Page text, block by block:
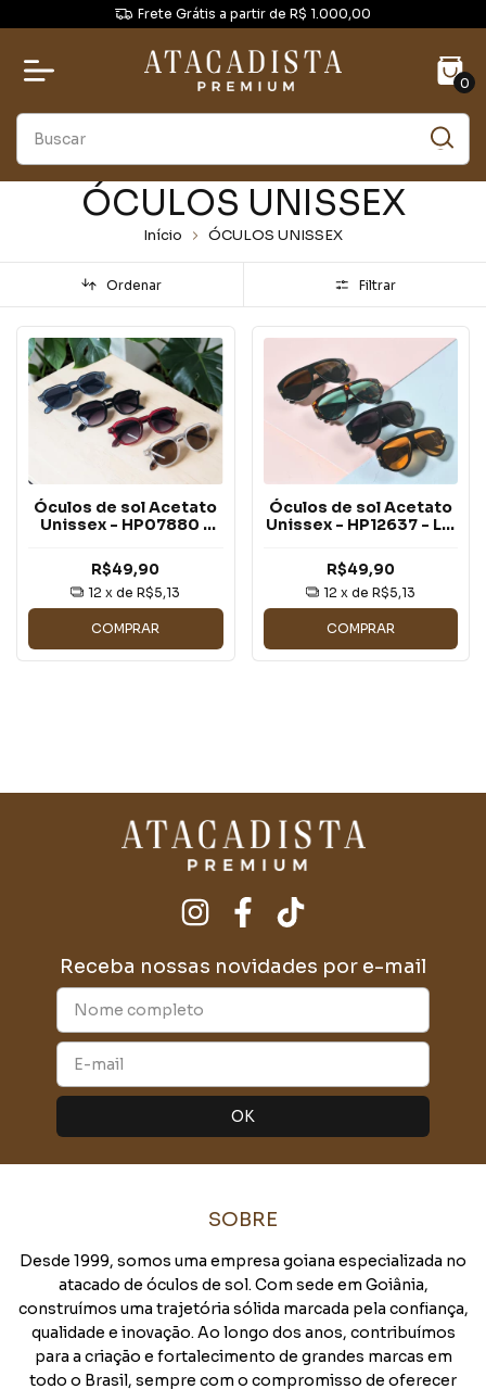
Frete Grátis a partir de R$ 1.000,00
0
ÓCULOS UNISSEX
Início ÓCULOS UNISSEX
Ordenar Filtrar
Óculos de sol Acetato
Unissex - HP07880 -
R$49,90
12 x deR$5,13
COMPRAR
Óculos de sol Acetato
Unissex - HP12637 - LE:
R$49,90
12 x de R$5,13
COMPRAR
Receba nossas novidades por e-mail
SOBRE
Desde 1999, somos uma empresa goiana especializada no
atacado de óculos de sol. Com sede em Goiânia,
construímos uma trajetória sólida marcada pela confiança,
qualidade e inovação. Ao longo dos anos, contribuímos
para a criação e fortalecimento de grandes marcas em
todo o Brasil, sempre com o compromisso de oferecer